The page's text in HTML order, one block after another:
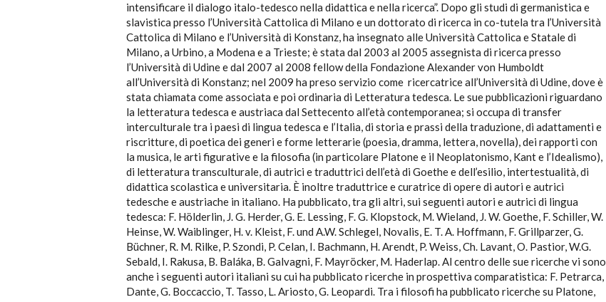
intensificare il dialogo italo-tedesco nella didattica e nella ricerca”. Dopo gli studi di germanistica e
slavistica presso l’Università Cattolica di Milano e un dottorato di ricerca in co-tutela tra l’Università
Cattolica di Milano e l’Università di Konstanz, ha insegnato alle Università Cattolica e Statale di
Milano, a Urbino, a Modena e a Trieste; è stata dal 2003 al 2005 assegnista di ricerca presso
l’Università di Udine e dal 2007 al 2008 fellow della Fondazione Alexander von Humboldt
all’Università di Konstanz; nel 2009 ha preso servizio come ricercatrice all’Università di Udine, dove è
stata chiamata come associata e poi ordinaria di Letteratura tedesca. Le sue pubblicazioni riguardano
la letteratura tedesca e austriaca dal Settecento all’età contemporanea; si occupa di transfer
interculturale tra i paesi di lingua tedesca e l’Italia, di storia e prassi della traduzione, di adattamenti e
riscritture, di poetica dei generi e forme letterarie (poesia, dramma, lettera, novella), dei rapporti con
la musica, le arti figurative e la filosofia (in particolare Platone e il Neoplatonismo, Kant e l’Idealismo),
di letteratura transculturale, di autrici e traduttrici dell’età di Goethe e dell’esilio, intertestualità, di
didattica scolastica e universitaria. È inoltre traduttrice e curatrice di opere di autori e autrici
tedesche e austriache in italiano. Ha pubblicato, tra gli altri, sui seguenti autori e autrici di lingua
tedesca: F. Hölderlin, J. G. Herder, G. E. Lessing, F. G. Klopstock, M. Wieland, J. W. Goethe, F. Schiller, W.
Heinse, W. Waiblinger, H. v. Kleist, F. und A.W. Schlegel, Novalis, E. T. A. Hoffmann, F. Grillparzer, G.
Büchner, R. M. Rilke, P. Szondi, P. Celan, I. Bachmann, H. Arendt, P. Weiss, Ch. Lavant, O. Pastior, W.G.
Sebald, I. Rakusa, B. Baláka, B. Galvagni, F. Mayröcker, M. Haderlap. Al centro delle sue ricerche vi sono
anche i seguenti autori italiani su cui ha pubblicato ricerche in prospettiva comparatistica: F. Petrarca,
Dante, G. Boccaccio, T. Tasso, L. Ariosto, G. Leopardi. Tra i filosofi ha pubblicato ricerche su Platone,